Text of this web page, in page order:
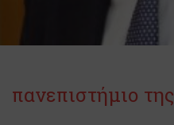
πανεπιστήμιο